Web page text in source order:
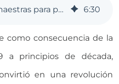
Las 3 estrategias maestras para poder estudiar desde casa 6:30
como consecuencia de la
a principios de década,
en una revolución